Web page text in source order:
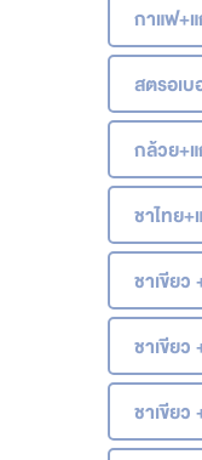
กาแฟ+
สตรอเ
กล้วย+
ชาไทย
ชาเขีย
ชาเขียว
ชาเขียว